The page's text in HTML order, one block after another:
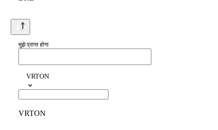
मुझे प्राप्त होगा
VRTON
VRTON